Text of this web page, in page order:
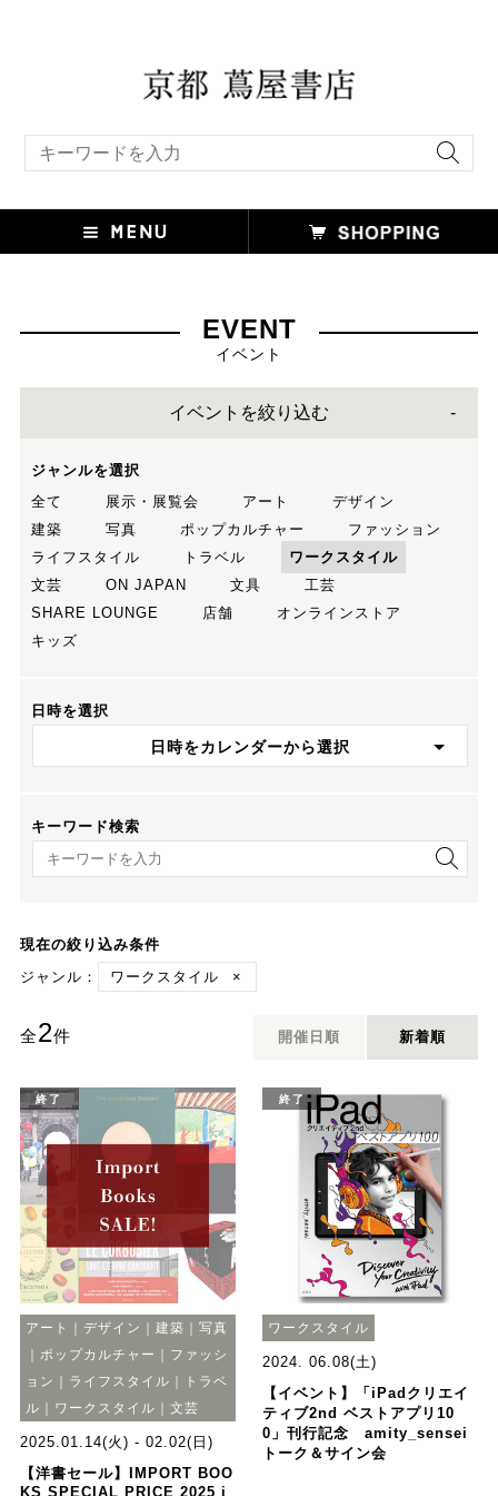
EVENT
イベント
イベントを絞り込む
ジャンルを選択
全て
展示・展覧会 アート
デザイン
建築
写真 ポップカルチャー
ファッション
ライフスタイル
トラベル
ワークスタイル
文芸
ON JAPAN 文具
工芸
SHARE LOUNGE
店舗
オンラインストア
キッズ
日時を選択
日時をカレンダーから選択
キーワード検索
キーワード検索
現在の絞り込み条件
ジャンル：
ワークスタイル ×
全2件 開催日順 新着順
終了
アート｜デザイン｜建築｜写真
｜ポップカルチャー｜ファッシ
ョン｜ライフスタイル｜トラベ
ル｜ワークスタイル｜文芸
2025.01.14(火) - 02.02(日)
【洋書セール】IMPORT BOO
KS SPECIAL PRICE 2025 i
終了
ワークスタイル
2024. 06.08(土)
【イベント】「iPadクリエイ
ティブ2nd ベストアプリ10
0」刊行記念 amity_sensei
トーク＆サイン会